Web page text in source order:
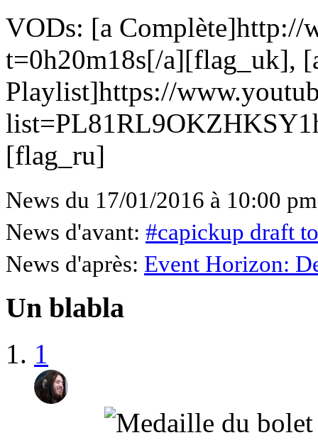
VODs: [a
t=0h20m18s[/a][flag_uk],
Playlist]https://
[flag_ru]
News du 17/01/2016 à 10:00
News d'avant: #capickup draft
News d'après: Event Horizon:
Un blabla
1